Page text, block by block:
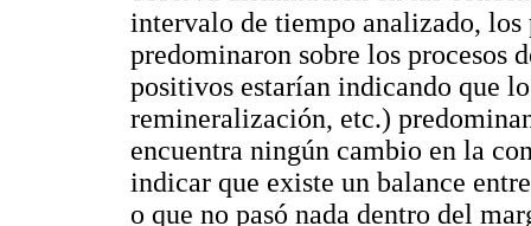
intervalo de tiempo analizado, los
predominaron sobre los procesos
positivos estarían indicando que
remineralización, etc.)
encuentra ningún cambio en la
indicar que existe un balance
o que no pasó nada dentro del